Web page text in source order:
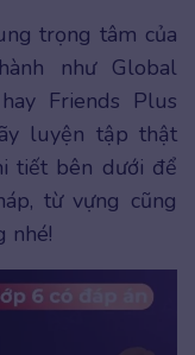
trọng tâm của
như Global
Friends Plus
luyện tập thật
tiết bên dưới để
từ vựng cũng
nhé!